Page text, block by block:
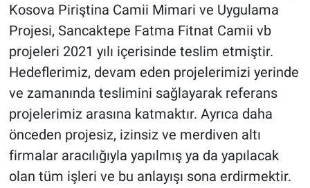
Kosova Piriştina Camii Mimari ve Uygulama
Projesi, Sancaktepe Fatma Fitnat Camii vb
projeleri 2021 yılı içerisinde teslim etmiştir.
Hedeflerimiz, devam eden projelerimizi yerinde
ve zamanında teslimini sağlayarak referans
projelerimiz arasına katmaktır. Ayrıca daha
önceden projesiz, izinsiz ve merdiven altı
firmalar aracılığıyla yapılmış ya da yapılacak
olan tüm işleri ve bu anlayışı sona erdirmektir.